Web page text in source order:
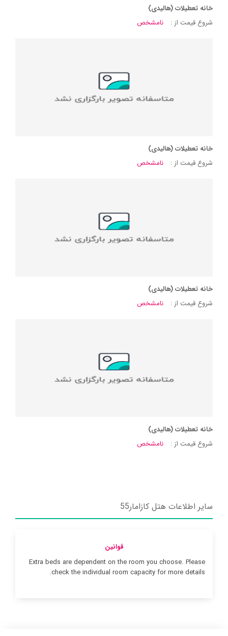
خانه تعطیلات (هالیدی)
شروع قیمت از :
نامشخص
خانه تعطیلات (هالیدی)
شروع قیمت از :
نامشخص
خانه تعطیلات (هالیدی)
شروع قیمت از :
نامشخص
خانه تعطیلات (هالیدی)
شروع قیمت از :
نامشخص
سایر اطلاعات هتل کازامار55
قوانین
Extra beds are dependent on the room you choose. Please
check the individual room capacity for more details.